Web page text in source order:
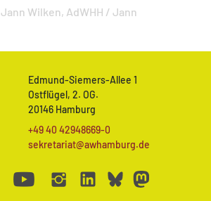
Jann Wilken, AdWHH / Jann
Edmund-Siemers-Allee 1
Ostflügel, 2. OG.
20146 Hamburg
+49 40 42948669-0
sekretariat@awhamburg.de